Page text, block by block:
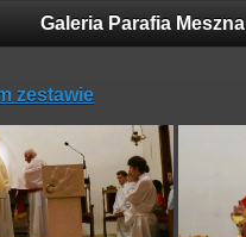
Galeria Parafia Meszna
zestawie